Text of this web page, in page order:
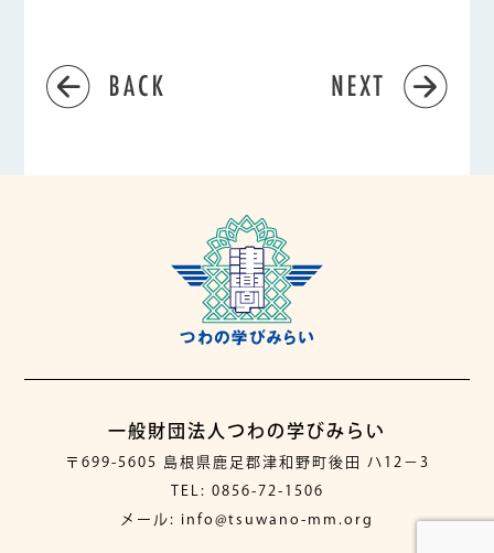
一般財団法人つわの学びみらい
〒699-5605 島根県鹿足郡津和野町後田 ハ12−3
TEL: 0856-72-1506
メール: info@tsuwano-mm.org